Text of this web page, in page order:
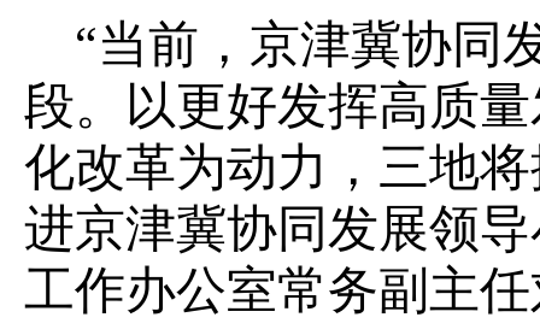
“当前，京津冀协同
段。以更好发挥高质
化改革为动力，三地
进京津冀协同发展领
工作办公室常务副主